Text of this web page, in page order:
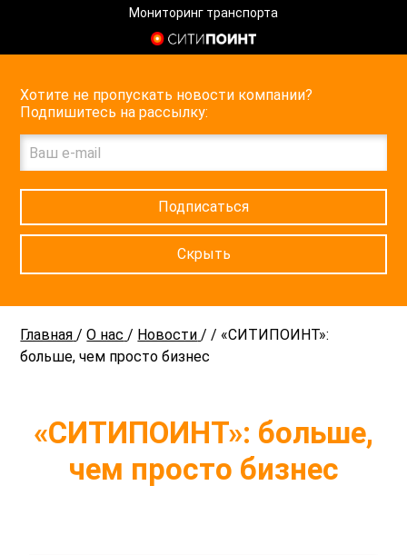
Мониторинг транспорта
Хотите не пропускать новости компании?
Подпишитесь на рассылку:
Подписаться
Скрыть
Главная /О нас / Новости //«СИТИПОИНТ»:
больше, чем просто бизнес
«СИТИПОИНТ»: больше,
чем просто бизнес